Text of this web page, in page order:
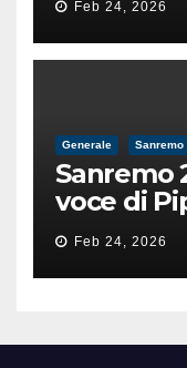
Feb 24, 2026
Generale Sanremo
Sanremo
voce di
Feb 24, 2026